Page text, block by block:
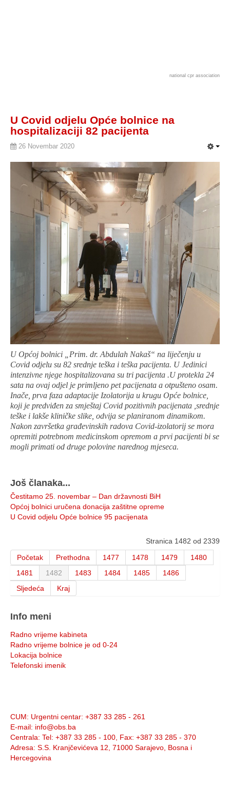
national cpr association
U Covid odjelu Opće bolnice na
hospitalizaciji 82 pacijenta
26 Novembar 2020
U Općoj bolnici „Prim. dr. Abdulah Nakaš“ na liječenju u
Covid odjelu su 82 srednje teška i teška pacijenta. U Jedinici
intenzivne njege hospitalizovana su tri pacijenta .U protekla 24
sata na ovaj odjel je primljeno pet pacijenata a otpušteno osam.
Inače, prva faza adaptacije Izolatorija u krugu Opće bolnice,
koji je predviđen za smještaj Covid pozitivnih pacijenata ,srednje
teške i lakše kliničke slike, odvija se planiranom dinamikom.
Nakon završetka građevinskih radova Covid-izolatorij se mora
opremiti potrebnom medicinskom opremom a prvi pacijenti bi se
mogli primati od druge polovine narednog mjeseca.
Još članaka...
Čestitamo 25. novembar – Dan državnosti BiH
Općoj bolnici uručena donacija zaštitne opreme
U Covid odjelu Opće bolnice 95 pacijenata
Stranica 1482 od 2339
Početak
Prethodna 1477 1478 1479
1480
1481
1482 1483 1484 1485
1486
Sljedeća
Kraj
Info meni
Radno vrijeme kabineta
Radno vrijeme bolnice je od 0-24
Lokacija bolnice
Telefonski imenik
CUM: Urgentni centar: +387 33 285 - 261
E-mail: info@obs.ba
Centrala: Tel: +387 33 285 - 100, Fax: +387 33 285 - 370
Adresa: S.S. Kranjčevićeva 12, 71000 Sarajevo, Bosna i
Hercegovina